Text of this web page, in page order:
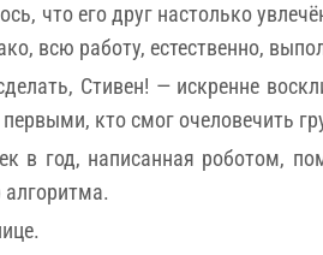
что его друг настолько
всю работу, естественно,
Стивен! — искренне
кто смог очеловечить
в год, написанная роботом,